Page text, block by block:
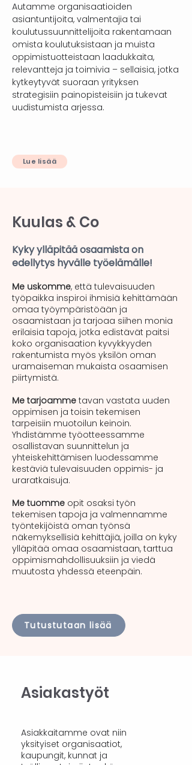
Autamme organisaatioiden
asiantuntijoita, valmentajia tai
koulutussuunnittelijoita rakentamaan
omista koulutuksistaan ja muista
oppimistuotteistaan laadukkaita,
relevantteja ja toimivia – sellaisia, jotka
kytkeytyvät suoraan yrityksen
strategisiin painopisteisiin ja tukevat
uudistumista arjessa.
Lue lisää
Kuulas & Co
Kyky ylläpitää osaamista on
edellytys hyvälle työelämälle!
Me uskomme, että tulevaisuuden
työpaikka inspiroi ihmisiä kehittämään
omaa työympäristöään ja
osaamistaan ja tarjoaa siihen monia
erilaisia tapoja, jotka edistävät paitsi
koko organisaation kyvykkyyden
rakentumista myös yksilön oman
uramaiseman mukaista osaamisen
piirtymistä.
Me tarjoamme tavan vastata uuden
oppimisen ja toisin tekemisen
tarpeisiin muotoilun keinoin.
Yhdistämme työotteessamme
osallistavan suunnittelun ja
yhteiskehittämisen luodessamme
kestäviä tulevaisuuden oppimis- ja
uraratkaisuja.
Me tuomme opit osaksi työn
tekemisen tapoja ja valmennamme
työntekijöistä oman työnsä
näkemyksellisiä kehittäjiä, joilla on kyky
ylläpitää omaa osaamistaan, tarttua
oppimismahdollisuuksiin ja viedä
muutosta yhdessä eteenpäin.
Tutustutaan lisää
Asiakastyöt
Asiakkaitamme ovat niin
yksityiset organisaatiot,
kaupungit, kunnat ja